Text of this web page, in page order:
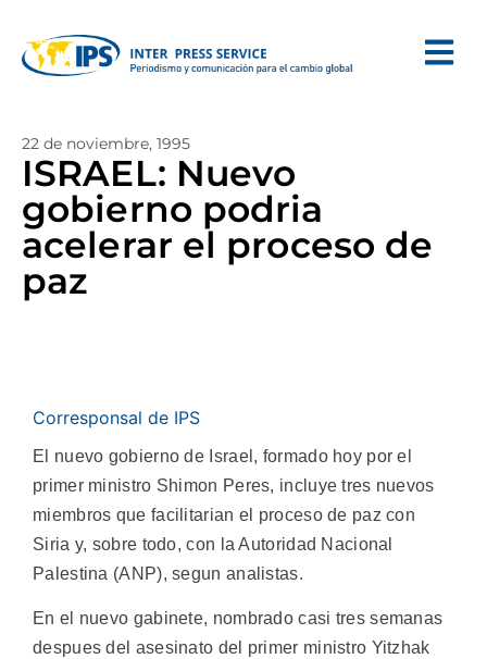
22 de noviembre, 1995
ISRAEL: Nuevo
gobierno podria
acelerar el proceso de
paz
Corresponsal de IPS
El nuevo gobierno de Israel, formado hoy por el
primer ministro Shimon Peres, incluye tres nuevos
miembros que facilitarian el proceso de paz con
Siria y, sobre todo, con la Autoridad Nacional
Palestina (ANP), segun analistas.
En el nuevo gabinete, nombrado casi tres semanas
despues del asesinato del primer ministro Yitzhak